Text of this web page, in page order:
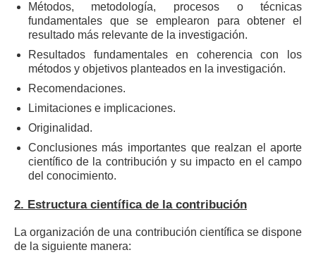
Métodos, metodología, procesos o técnicas
fundamentales que se emplearon para obtener el
resultado más relevante de la investigación.
Resultados fundamentales en coherencia con los
métodos y objetivos planteados en la investigación.
Recomendaciones.
Limitaciones e implicaciones.
Originalidad.
Conclusiones más importantes que realzan el aporte
científico de la contribución y su impacto en el campo
del conocimiento.
2. Estructura científica de la contribución
La organización de una contribución científica se dispone
de la siguiente manera: